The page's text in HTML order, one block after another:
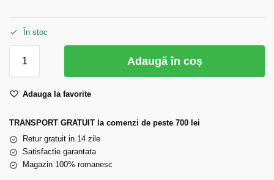
În stoc
Adaugă în coș
Adauga la favorite
TRANSPORT GRATUIT la comenzi de peste 700 lei
Retur gratuit in 14 zile
Satisfactie garantata
Magazin 100% romanesc